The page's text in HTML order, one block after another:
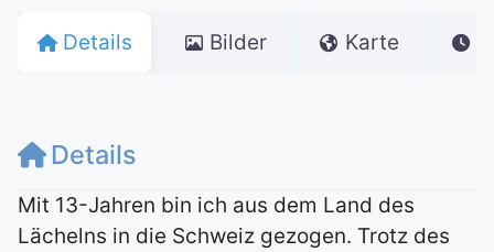
Details Bilder Karte
Details
Mit 13-Jahren bin ich aus dem Land des
Lächelns in die Schweiz gezogen. Trotz des